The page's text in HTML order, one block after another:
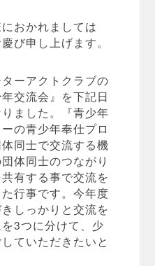
おかれましては
び申し上げます。
ーアクトクラブの
交流会』を下記日
ました。『青少年
の青少年奉仕プロ
同士で交流する機
体同士のつながり
有する事で交流を
行事です。今年度
しっかりと交流を
3つに分けて、少
ていただきたいと